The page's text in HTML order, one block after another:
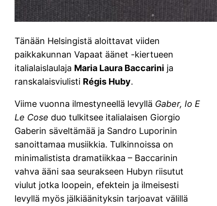
Tänään Helsingistä aloittavat viiden
paikkakunnan Vapaat äänet -kiertueen
italialaislaulaja Maria Laura Baccarini ja
ranskalaisviulisti Régis Huby.
Viime vuonna ilmestyneellä levyllä Gaber, Io E
Le Cose duo tulkitsee italialaisen Giorgio
Gaberin säveltämää ja Sandro Luporinin
sanoittamaa musiikkia. Tulkinnoissa on
minimalistista dramatiikkaa – Baccarinin
vahva ääni saa seurakseen Hubyn riisutut
viulut jotka loopein, efektein ja ilmeisesti
levyllä myös jälkiäänityksin tarjoavat välillä